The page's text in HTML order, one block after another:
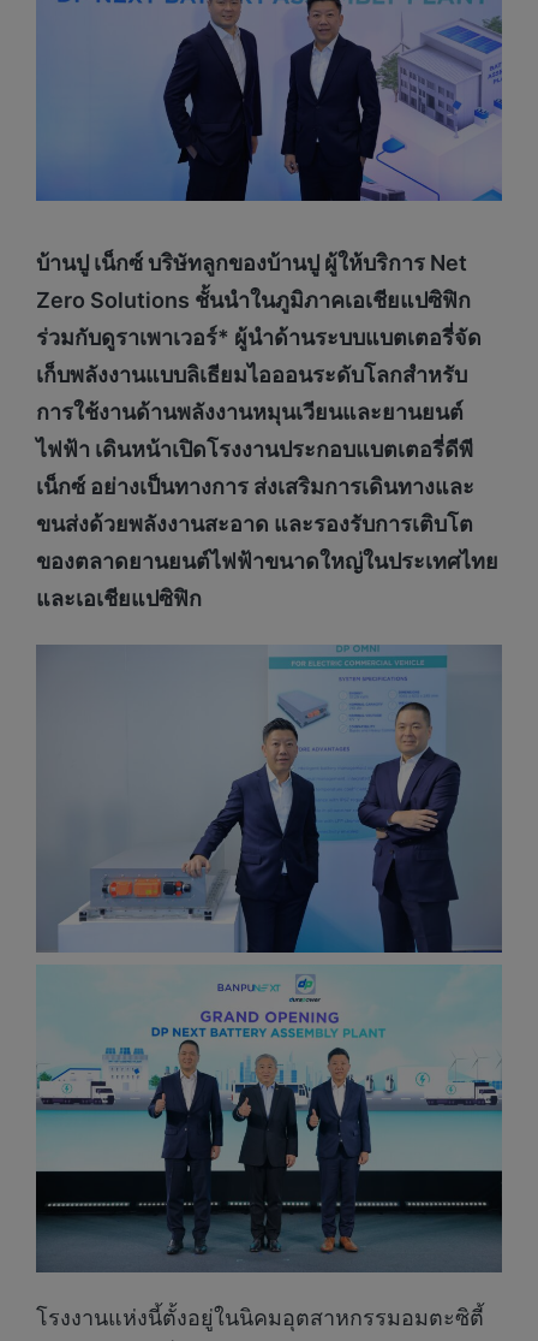
บ้านปู เน็กซ์บริษัทลูกของบ้านปู ผู้ให้บริการ Net
Zero Solutions ชั้นนำในภูมิภาคเอเชียแปซิฟิก
ร่วมกับดูราเพาเวอร์* ผู้นำด้านระบบแบตเตอรี่จัด
เก็บพลังงานแบบลิเธียมไอออนระดับโลกสำหรับ
การใช้งานด้านพลังงานหมุนเวียนและยานยนต์
ไฟฟ้า เดินหน้าเปิดโรงงานประกอบแบตเตอรี่ดีพี
เน็กซ์ อย่างเป็นทางการ ส่งเสริมการเดินทางและ
ขนส่งด้วยพลังงานสะอาด และรองรับการเติบโต
ของตลาดยานยนต์ไฟฟ้าขนาดใหญ่ในประเทศไทย
และเอเชียแปซิฟิก
โรงงานแห่งนี้ตั้งอยู่ในนิคมอุตสาหกรรมอมตะซิตี้